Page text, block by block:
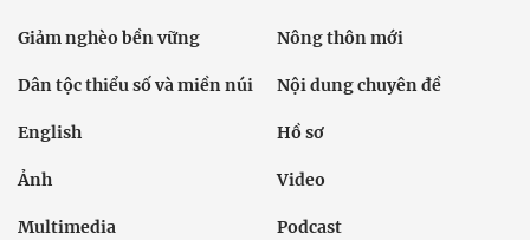
Giảm nghèo bền vững Nông thôn mới
Dân tộc thiểu số và miền núi Nội dung chuyên đề
English Hồ sơ
Ảnh Video
Multimedia Podcast